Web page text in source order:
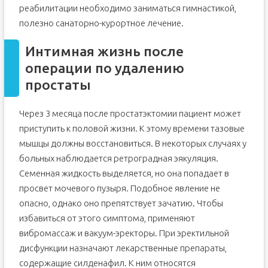
реабилитации необходимо заниматься гимнастикой,
полезно санаторно-курортное лечение.
Интимная жизнь после
операции по удалению
простаты
Через 3 месяца после простатэктомии пациент может
приступить к половой жизни. К этому времени тазовые
мышцы должны восстановиться. В некоторых случаях у
больных наблюдается ретроградная эякуляция.
Семенная жидкость выделяется, но она попадает в
просвет мочевого пузыря. Подобное явление не
опасно, однако оно препятствует зачатию. Чтобы
избавиться от этого симптома, применяют
вибромассаж и вакуум-эректоры. При эректильной
дисфункции назначают лекарственные препараты,
содержащие силденафил. К ним относятся